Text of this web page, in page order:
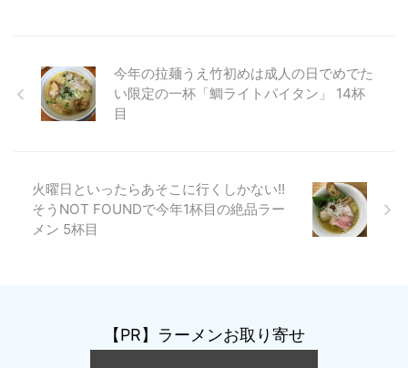
今年の拉麺うえ竹初めは成人の日でめでた
い限定の一杯「鯛ライトパイタン」 14杯
目
火曜日といったらあそこに行くしかない!!
そうNOT FOUNDで今年1杯目の絶品ラー
メン 5杯目
【PR】ラーメンお取り寄せ